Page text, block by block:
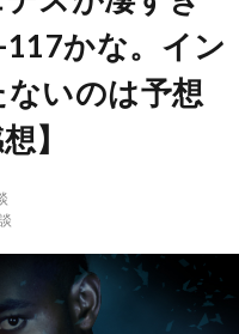
マ
ャ
ホ
かな。イン
いのは予想
】